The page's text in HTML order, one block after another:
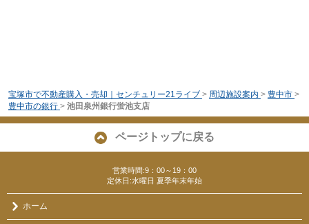
宝塚市で不動産購入・売却｜センチュリー21ライブ > 周辺施設案内 > 豊中市 >
豊中市の銀行 > 池田泉州銀行蛍池支店
ページトップに戻る
営業時間:9：00～19：00
定休日:水曜日 夏季年末年始
ホーム